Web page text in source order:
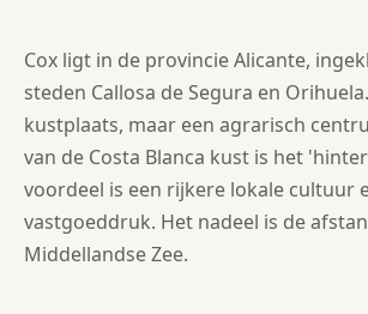
Cox ligt in de provincie Alicante,
steden Callosa de Segura en
kustplaats, maar een agrarisch
van de Costa Blanca kust is het
voordeel is een rijkere lokale cultuur
vastgoeddruk. Het nadeel is de
Middellandse Zee.